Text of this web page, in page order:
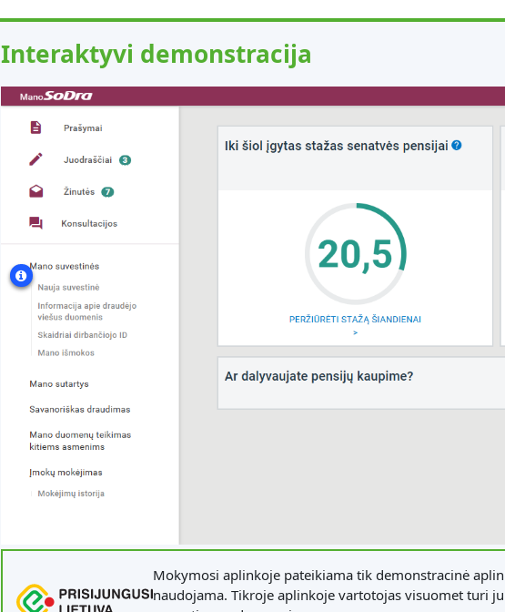
Interaktyvi demonstracija
Mokymosi aplinkoje pateikiama tik demonstracinė
naudojama. Tikroje aplinkoje vartotojas visuomet turi